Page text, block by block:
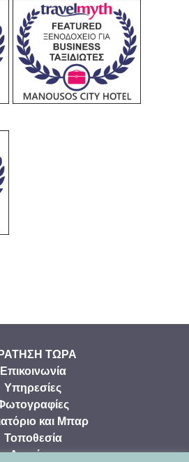
ΤΩΡΑ
Επικοινωνία
Υπηρεσίες
και Μπαρ
Τοποθεσία
Δωμάτια